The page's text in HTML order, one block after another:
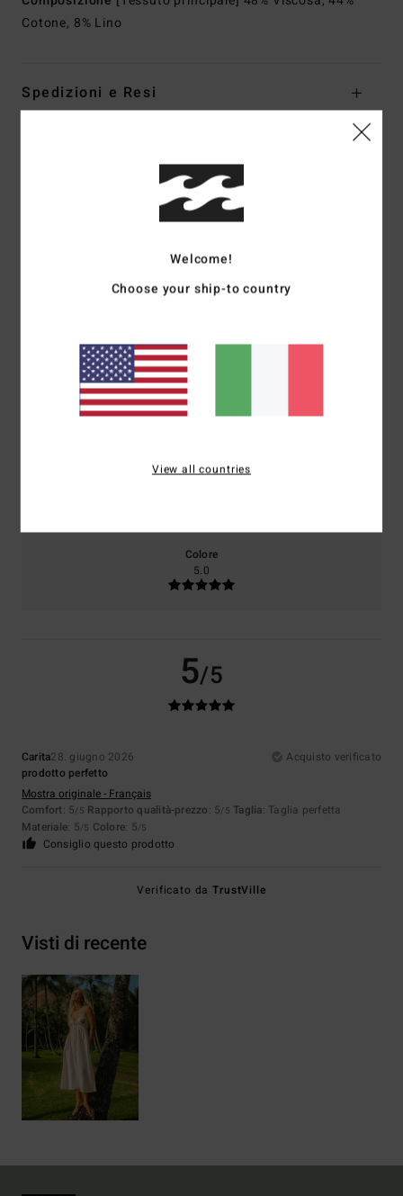
Cotone, 8% Lino
Spedizioni e Resi
Recensioni dei clienti
5.0/5
Il 100% dei nostri clienti consiglia questo prodotto
Comfort
5.0
Colore
5.0
5/5
Carita28. giugno 2026
Acquisto verificato
prodotto perfetto
Mostra originale - Français
Comfort: 5/5 Rapporto qualità-prezzo: 5/5 Taglia: Taglia perfetta
Materiale: 5/5 Colore: 5/5
Consiglio questo prodotto
Verificato daTrustVille
Visti di recente
Welcome!
Choose your ship-to country
View all countries